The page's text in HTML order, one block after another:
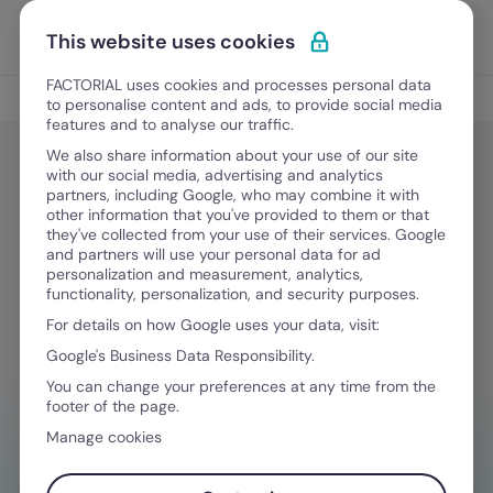
Vai al contenuto
Scopri Factorial
Gestione Finanziaria
Gestione Finanziaria
Break even point (BEP): cos’è e
come si calcola
4 Dicembre, 2024·6 minuti di lettura
HAI BISOGNO D'AIUTO NELLA GESTIONE
FINANZIARIA?
This website uses cookies
FACTORIAL uses cookies and processes personal data
to personalise content and ads, to provide social media
features and to analyse our traffic.
We also share information about your use of our site
with our social media, advertising and analytics
partners, including Google, who may combine it with
other information that you've provided to them or that
they've collected from your use of their services. Google
and partners will use your personal data for ad
personalization and measurement, analytics,
functionality, personalization, and security purposes.
For details on how Google uses your data, visit:
Google's Business Data Responsibility.
You can change your preferences at any time from the
footer of the page.
Manage cookies